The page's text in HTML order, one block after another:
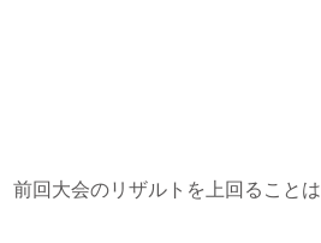
前回大会のリザルトを上回ることは